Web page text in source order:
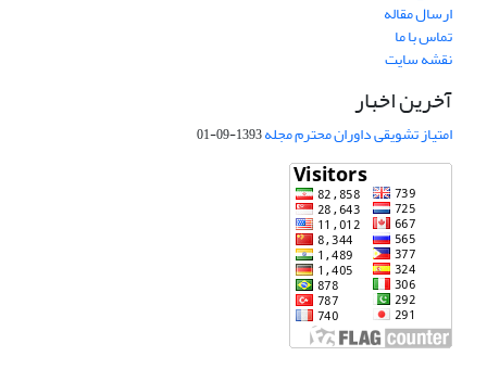
ارسال مقاله
تماس با ما
نقشه سایت
آخرین اخبار
امتیاز تشویقی داوران محترم مجله1393-09-01